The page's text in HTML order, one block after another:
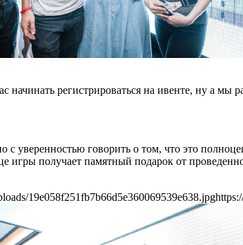
начинать регистрироваться на ивенте, ну а мы
уверенностью говорить о том, что это
игры получает памятный подарок от
19e058f251fb7b66d5e360069539e638.jpg